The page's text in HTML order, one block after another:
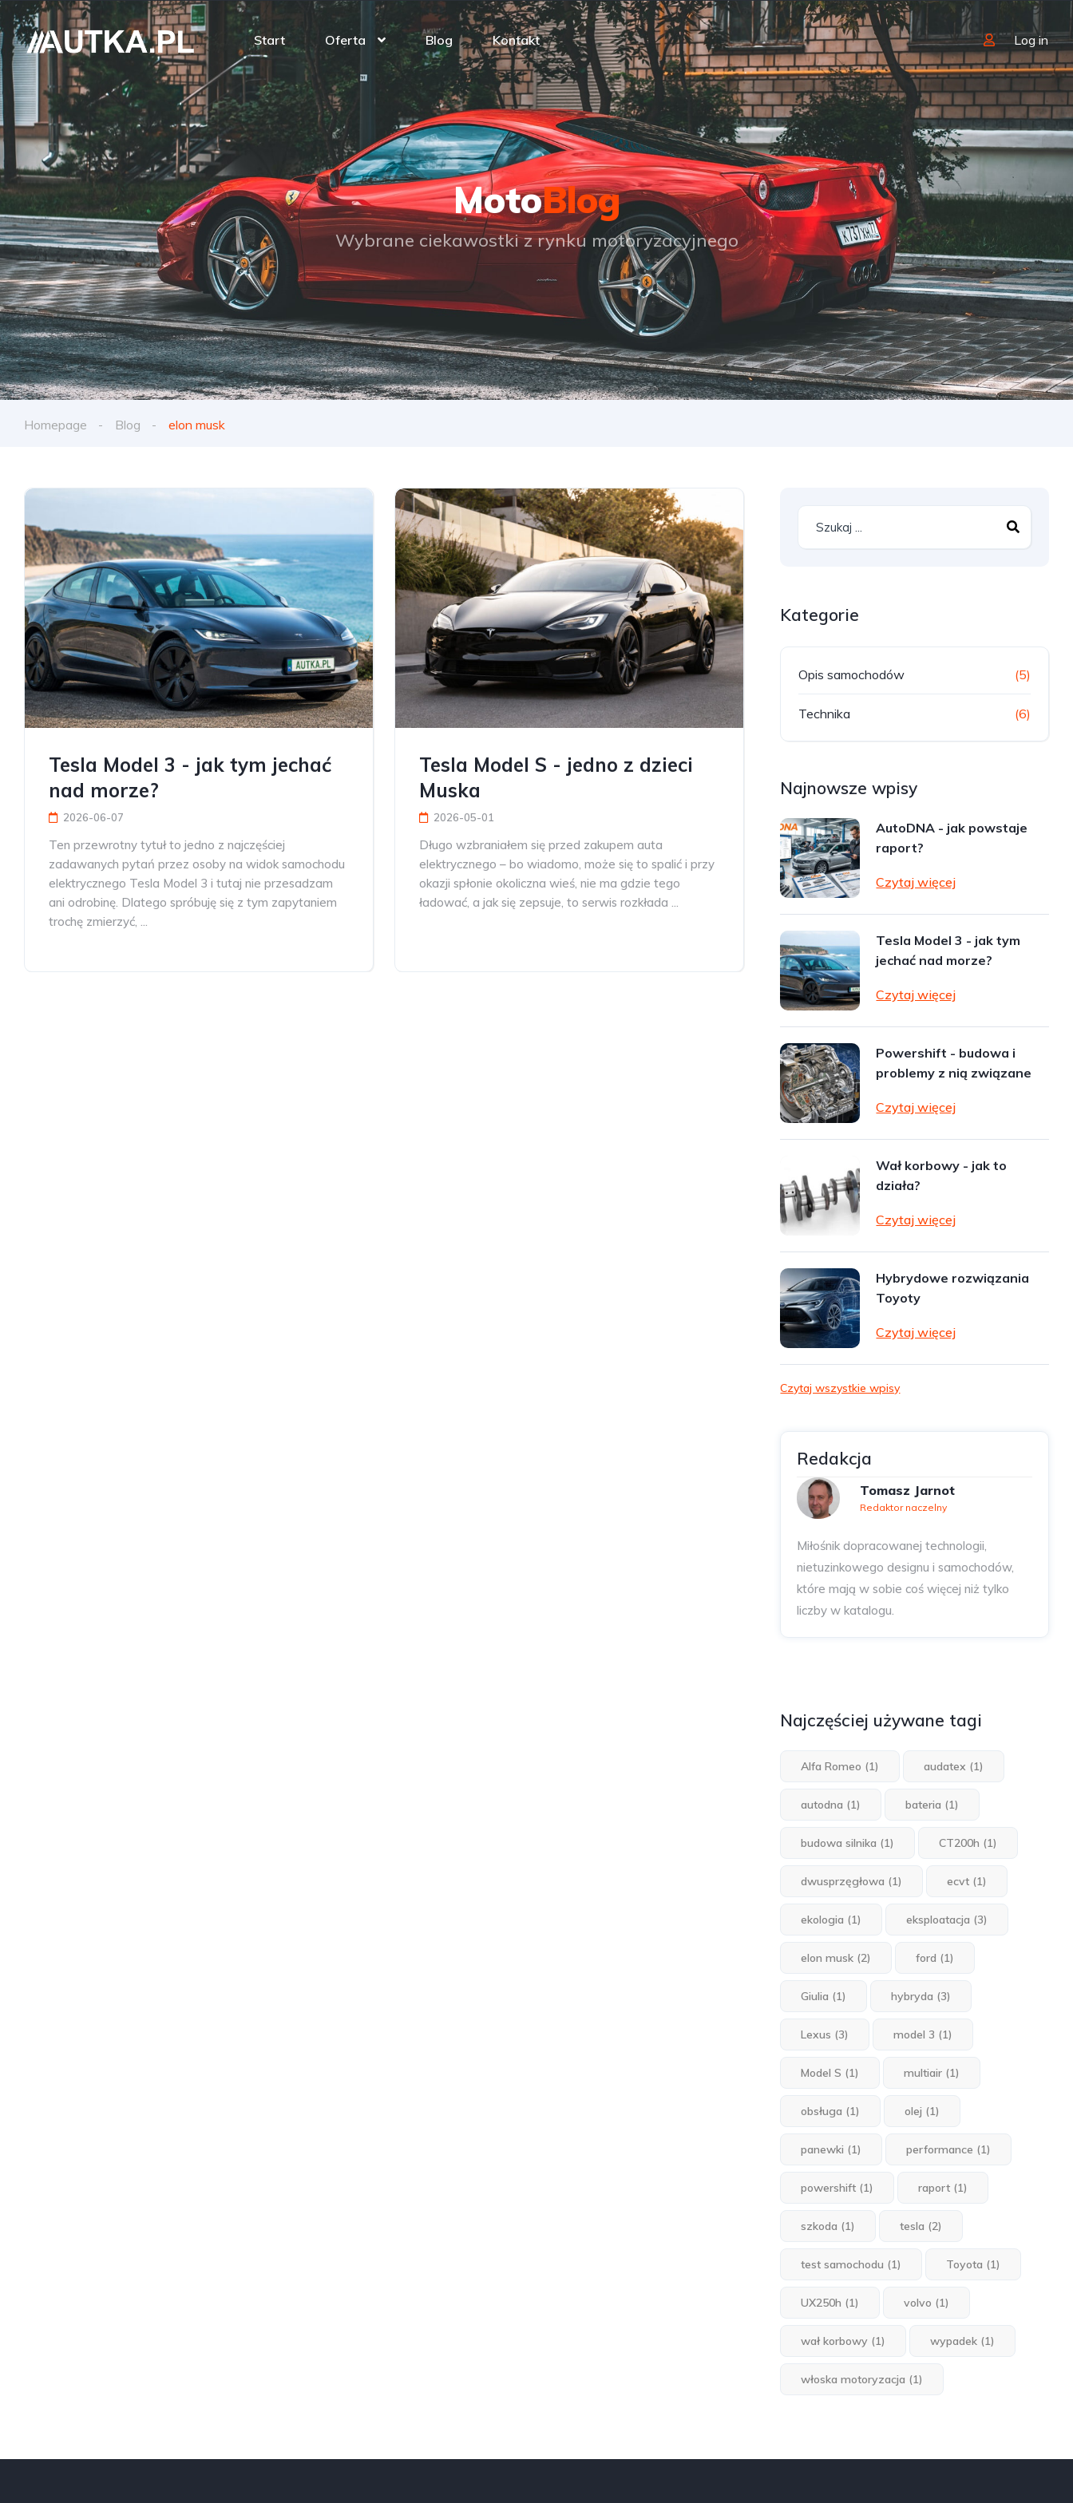
Start Oferta Blog Kontakt Log in
MotoBlog
Wybrane ciekawostki z rynku motoryzacyjnego
Homepage Blog elon musk
Tesla Model 3 - jak tym jechać
nad morze?
2026-06-07
Ten przewrotny tytuł to jedno z najczęściej
zadawanych pytań przez osoby na widok samochodu
elektrycznego Tesla Model 3 i tutaj nie przesadzam
ani odrobinę. Dlatego spróbuję się z tym zapytaniem
trochę zmierzyć, ...
Tesla Model S - jedno z dzieci
Muska
2026-05-01
Długo wzbraniałem się przed zakupem auta
elektrycznego – bo wiadomo, może się to spalić i przy
okazji spłonie okoliczna wieś, nie ma gdzie tego
ładować, a jak się zepsuje, to serwis rozkłada ...
Kategorie
Opis samochodów (5)
Technika (6)
Najnowsze wpisy
AutoDNA - jak powstaje
raport?
Czytaj więcej
Tesla Model 3 - jak tym
jechać nad morze?
Czytaj więcej
Powershift - budowa i
problemy z nią związane
Czytaj więcej
Wał korbowy - jak to
działa?
Czytaj więcej
Hybrydowe rozwiązania
Toyoty
Czytaj więcej
Czytaj wszystkie wpisy
Redakcja
Tomasz Jarnot
Redaktor naczelny
Miłośnik dopracowanej technologii,
nietuzinkowego designu i samochodów,
które mają w sobie coś więcej niż tylko
liczby w katalogu.
Najczęściej używane tagi
Alfa Romeo (1) audatex (1)
autodna (1) bateria (1)
budowa silnika (1) CT200h (1)
dwusprzęgłowa (1) ecvt (1)
ekologia (1) eksploatacja (3)
elon musk (2) ford (1)
Giulia (1) hybryda (3)
Lexus (3) model 3 (1)
Model S (1) multiair (1)
obsługa (1) olej (1)
panewki (1) performance (1)
powershift (1) raport (1)
szkoda (1) tesla (2)
test samochodu (1) Toyota (1)
UX250h (1) volvo (1)
wał korbowy (1) wypadek (1)
włoska motoryzacja (1)